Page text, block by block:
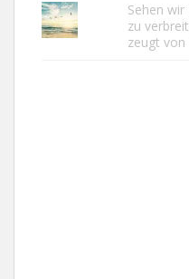
Sehen
zu
zeugt von